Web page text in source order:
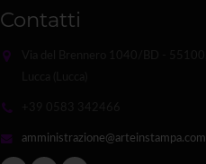
Contatti
amministrazione@arteinstampa.com